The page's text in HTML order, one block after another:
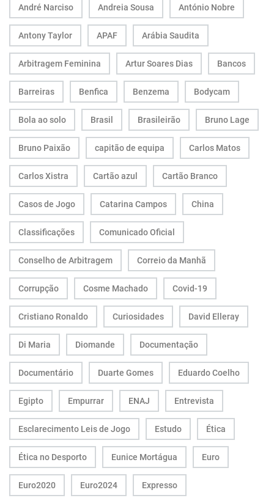
André Narciso Andreia Sousa António Nobre
Antony Taylor APAF Arábia Saudita
Arbitragem Feminina Artur Soares Dias Bancos
Barreiras Benfica Benzema Bodycam
Bola ao solo Brasil Brasileirão Bruno Lage
Bruno Paixão capitão de equipa Carlos Matos
Carlos Xistra Cartão azul Cartão Branco
Casos de Jogo Catarina Campos China
Classificações Comunicado Oficial
Conselho de Arbitragem Correio da Manhã
Corrupção Cosme Machado Covid-19
Cristiano Ronaldo Curiosidades David Elleray
Di Maria Diomande Documentação
Documentário Duarte Gomes Eduardo Coelho
Egipto Empurrar ENAJ Entrevista
Esclarecimento Leis de Jogo Estudo Ética
Ética no Desporto Eunice Mortágua Euro
Euro2020 Euro2024 Expresso